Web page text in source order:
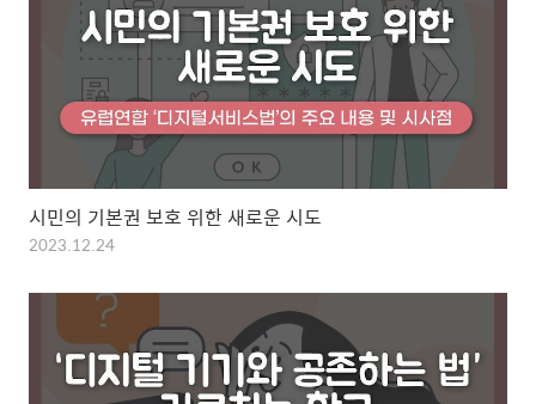
시민의 기본권 보호 위한 새로운 시도
2023.12.24